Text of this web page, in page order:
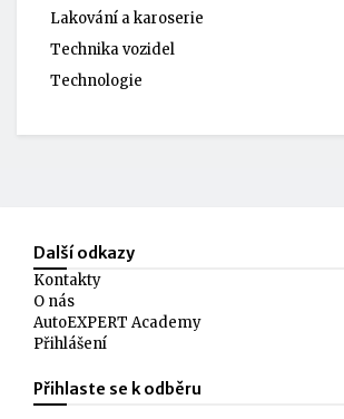
Lakování a karoserie
Technika vozidel
Technologie
Další odkazy
Kontakty
O nás
AutoEXPERT Academy
Přihlášení
Přihlaste se k odběru